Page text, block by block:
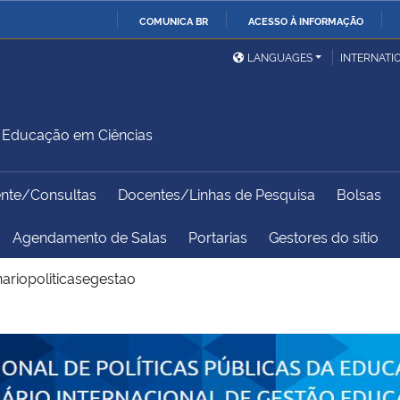
COMUNICA BR ACESSO À INFORMAÇÃO
Ministério da Defesa
Ministério das Relações
Exteriores
Desenvolvimento Regional
Controladoria-Geral da
União
LANGUAGES
em Ciências
Consultas Docentes/Linhas de Pesquisa Bolsas
Agendamento de Salas Portarias Gestores do sítio